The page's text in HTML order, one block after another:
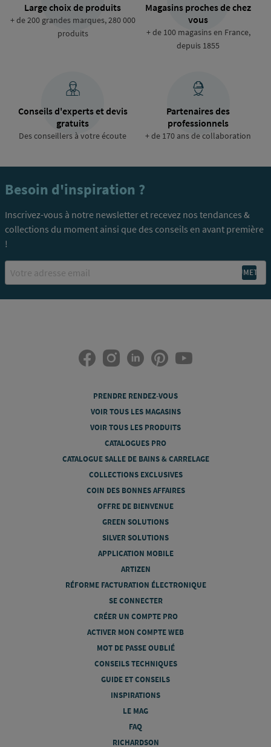
Large choix de produits
+ de 200 grandes marques, 280 000
produits
Magasins proches de chez
vous
+ de 100 magasins en France,
depuis 1855
Conseils d'experts et devis
gratuits
Des conseillers à votre écoute
Partenaires des
professionnels
+ de 170 ans de collaboration
Besoin d'inspiration ?
Inscrivez-vous à notre newsletter et recevez nos tendances &
collections du moment ainsi que des conseils en avant première
!
Email
PRENDRE RENDEZ-VOUS
VOIR TOUS LES MAGASINS
VOIR TOUS LES PRODUITS
CATALOGUES PRO
CATALOGUE SALLE DE BAINS & CARRELAGE
COLLECTIONS EXCLUSIVES
COIN DES BONNES AFFAIRES
OFFRE DE BIENVENUE
GREEN SOLUTIONS
SILVER SOLUTIONS
APPLICATION MOBILE
ARTIZEN
RÉFORME FACTURATION ÉLECTRONIQUE
SE CONNECTER
CRÉER UN COMPTE PRO
ACTIVER MON COMPTE WEB
MOT DE PASSE OUBLIÉ
CONSEILS TECHNIQUES
GUIDE ET CONSEILS
INSPIRATIONS
LE MAG
FAQ
RICHARDSON